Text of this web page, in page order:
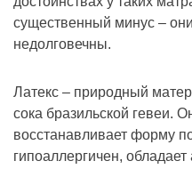
существенный минус –
недолговечны.
Латекс – природный
сока бразильской гевеи.
восстанавливает форму
гипоаллергичен,